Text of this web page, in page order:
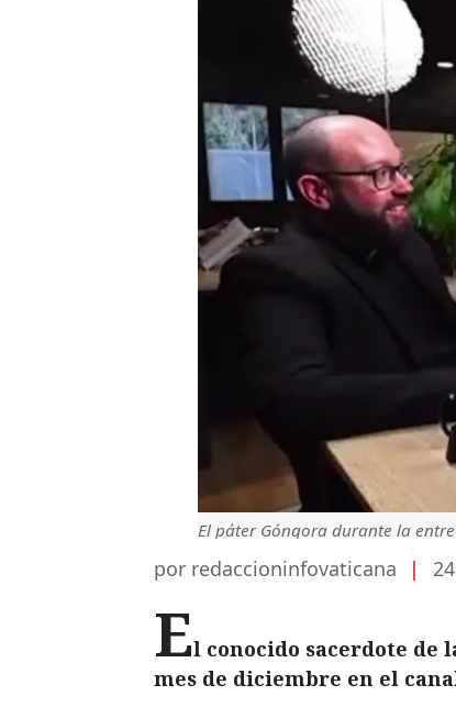
El páter Góngora durante la
por redaccioninfovaticana |
El conocido sacerdote de
mes de diciembre en el